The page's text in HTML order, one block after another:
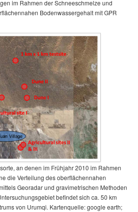
im Rahmen der Schneeschmelze und
Bodenwassergehalt mit GPR
an denen im Frühjahr 2010 im Rahmen
die Verteilung des oberflächennahen
Georadar und gravimetrischen Methoden
befindet sich ca. 50 km
von Urumqi. Kartenquelle: google earth;